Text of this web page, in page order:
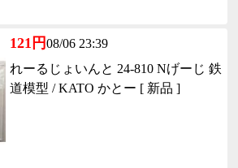
121円08/06 23:39
れーるじょいんと 24-810 Nげーじ 鉄
道模型 / KATO かとー [ 新品 ]